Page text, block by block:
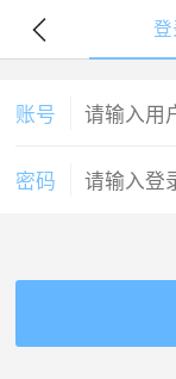
账号
密码